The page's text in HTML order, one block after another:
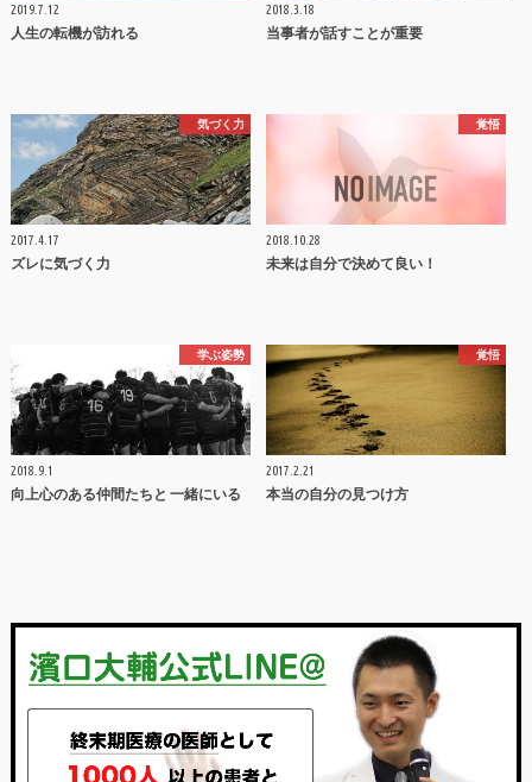
2019.7.12
人生の転機が訪れる
2018.3.18
当事者が話すことが重要
気づく力
2017.4.17
ズレに気づく力
覚悟
2018.10.28
未来は自分で決めて良い！
学ぶ姿勢
2018.9.1
向上心のある仲間たちと 一緒にいる
覚悟
2017.2.21
本当の自分の見つけ方